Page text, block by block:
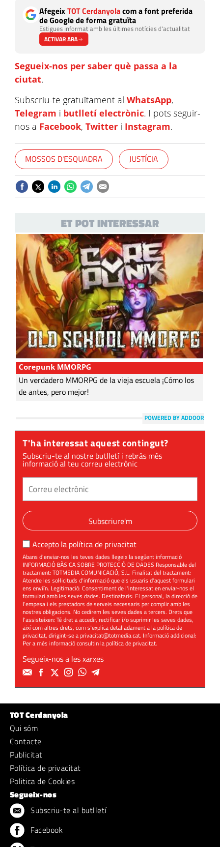
AfegeixTOT Cerdanyolacom a font preferida
de Google de forma gratuïta
Estigues informat amb les últimes notícies d'actualitat
ACTIVAR ARA
Segueix-nos per saber què passa a la
ciutat.
Subscriu-te gratuïtament al WhatsApp,
Telegram i butlletí electrònic. I pots seguir-
nos a Facebook, Twitter i Instagram.
MOSSOS D'ESQUADRA JUSTÍCIA
ET POT INTERESSAR
Corepunk MMORPG
Un verdadero MMORPG de la vieja escuela ¡Cómo los
de antes, pero mejor!
POWERED BY ADDOOR
T'ha interessat aquest contingut?
Subscriu-te al nostre butlletí i rebràs més
informació al teu correu electrònic
Subscriure'm
Accepto la política de privacitat
Abans d'enviar-nos les teves dades llegeix la següent informació
INFORMACIÓ BÀSICA SOBRE PROTECCIÓ DE DADES Responsable del
tractament: TOTMEDIA COMUNICACIÓ, S.L. Finalitat del tractament:
Atendre les sol·licituds d'informació que els usuaris d'aquest formulari
ens enviïn. Legitimació: Consentiment de l'interessat en enviar-nos el
formulari amb les seves dades. Destinataris: El personal, la direcció de
l'empesa i els prestadors de serveis necessaris per complir amb les
nostres obligacions. No cedirem les seves dades a tercers. Drets que
l'assisteixen: Té dret a accedir, rectificar i/o suprimir les seves dades,
així com altres drets, com s'explica detalladament a la política de
privacitat, dirigint-se aprivacitat@totmedia.cat. Informació addicional:
Per a més informació consultin lapolítica de privacitat.
Segueix-nos a les xarxes
TOT Cerdanyola
Qui sóm
Contacte
Publicitat
Política de privacitat
Politica de Cookies
Segueix-nos
Subscriu-te al butlletí
Facebook